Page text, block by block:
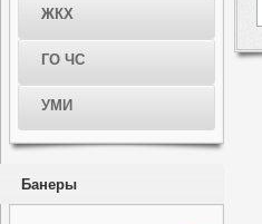
ЖКХ
ГО ЧС
УМИ
Банеры